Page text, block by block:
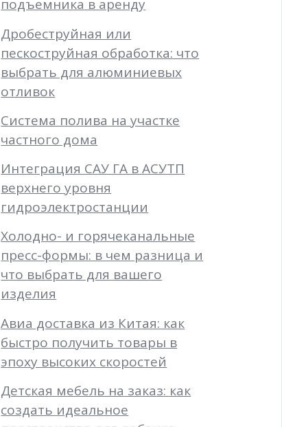
подъемника в аренду
Дробеструйная или
пескоструйная обработка: что
выбрать для алюминиевых
отливок
Система полива на участке
частного дома
Интеграция САУ ГА в АСУТП
верхнего уровня
гидроэлектростанции
Холодно- и горячеканальные
пресс-формы: в чем разница и
что выбрать для вашего
изделия
Авиа доставка из Китая: как
быстро получить товары в
эпоху высоких скоростей
Детская мебель на заказ: как
создать идеальное